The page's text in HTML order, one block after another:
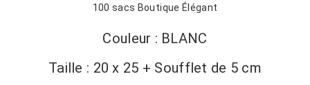
100 sacs Boutique Élégant
Couleur : BLANC
Taille : 20 x 25 + Soufflet de 5 cm